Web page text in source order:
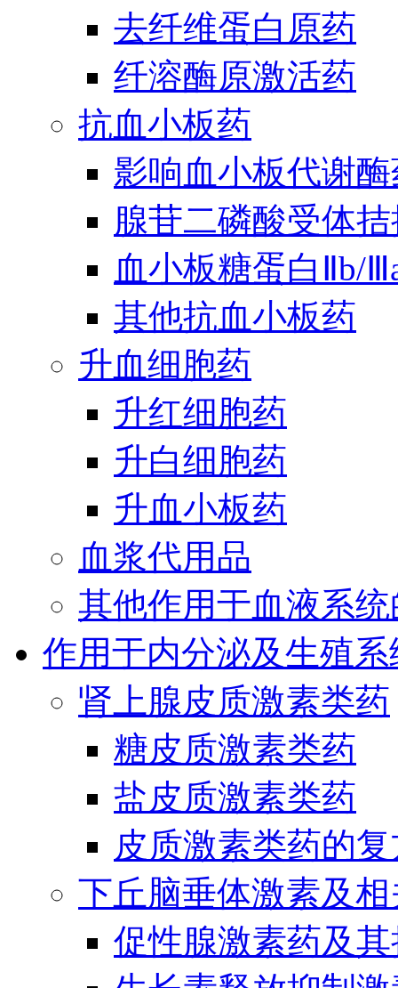
去纤维蛋白原药
纤溶酶原激活药
抗血小板药
影响血小板代谢
腺苷二磷酸受体
血小板糖蛋白Ⅱb/
其他抗血小板药
升血细胞药
升红细胞药
升白细胞药
升血小板药
血浆代用品
其他作用于血液系
作用于内分泌及生殖
肾上腺皮质激素类药
糖皮质激素类药
盐皮质激素类药
皮质激素类药的
下丘脑垂体激素及
促性腺激素药及